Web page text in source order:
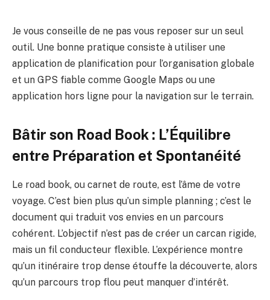
Je vous conseille de ne pas vous reposer sur un seul
outil. Une bonne pratique consiste à utiliser une
application de planification pour l’organisation globale
et un GPS fiable comme Google Maps ou une
application hors ligne pour la navigation sur le terrain.
Bâtir son Road Book : L’Équilibre
entre Préparation et Spontanéité
Le road book, ou carnet de route, est l’âme de votre
voyage. C’est bien plus qu’un simple planning ; c’est le
document qui traduit vos envies en un parcours
cohérent. L’objectif n’est pas de créer un carcan rigide,
mais un fil conducteur flexible. L’expérience montre
qu’un itinéraire trop dense étouffe la découverte, alors
qu’un parcours trop flou peut manquer d’intérêt.